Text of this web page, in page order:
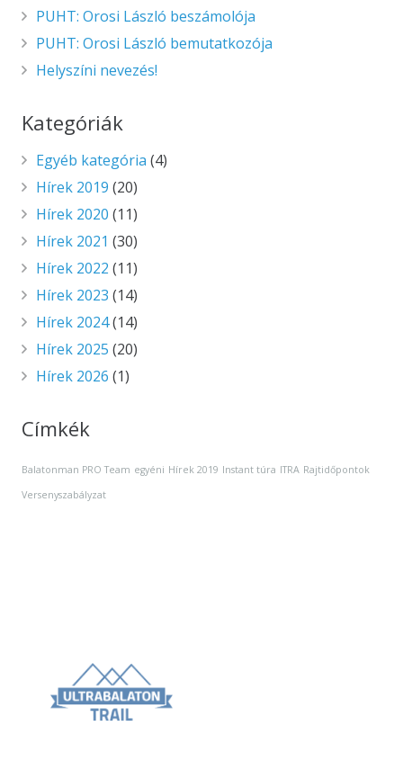
PUHT: Orosi László beszámolója
PUHT: Orosi László bemutatkozója
Helyszíni nevezés!
Kategóriák
Egyéb kategória (4)
Hírek 2019 (20)
Hírek 2020 (11)
Hírek 2021 (30)
Hírek 2022 (11)
Hírek 2023 (14)
Hírek 2024(14)
Hírek 2025 (20)
Hírek 2026 (1)
Címkék
Balatonman PRO Team egyéni Hírek 2019 Instant túra ITRA Rajtidőpontok
Versenyszabályzat